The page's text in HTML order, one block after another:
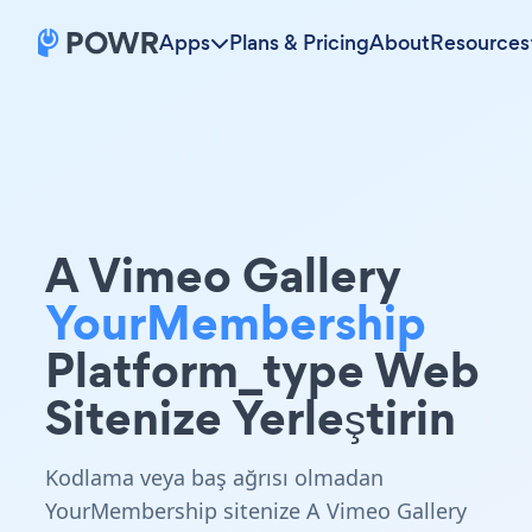
Apps Plans & PricingAboutResources
A Vimeo Gallery
YourMembership
Platform_type Web
Sitenize Yerleştirin
Kodlama veya baş ağrısı olmadan
YourMembership sitenize A Vimeo Gallery